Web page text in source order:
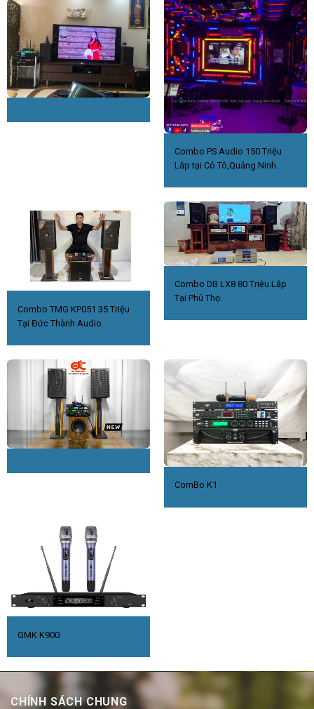
Combo PS Audio 150 Triệu
Lắp tại Cô Tô,Quảng Ninh.
Combo TMG KP051 35 Triệu
Tại Đức Thành Audio.
Combo DB LX8 80 Triệu.Lắp
Tại Phú Thọ.
ComBo K1
GMK K900
CHÍNH SÁCH CHUNG